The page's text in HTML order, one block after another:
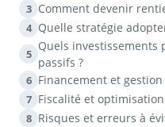
3 Comment devenir
4 Quelle stratégie
5
Quels investissements
passifs ?
6 Financement et
7 Fiscalité et
8 Risques et erreurs à